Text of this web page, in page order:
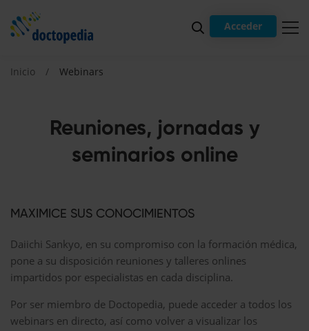
Acceder
Reuniones, jornadas y
seminarios online
Inicio Webinars
MAXIMICE SUS CONOCIMIENTOS
Daiichi Sankyo, en su compromiso con la formación médica,
pone a su disposición reuniones y talleres onlines
impartidos por especialistas en cada disciplina.
Por ser miembro de Doctopedia, puede acceder a todos los
webinars en directo, así como volver a visualizar los